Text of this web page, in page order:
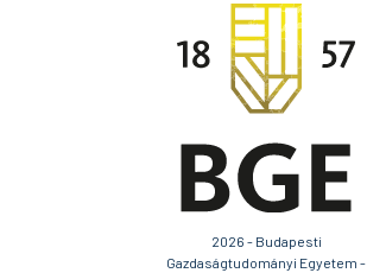
2026 - Budapesti
Gazdaságtudományi Egyetem -